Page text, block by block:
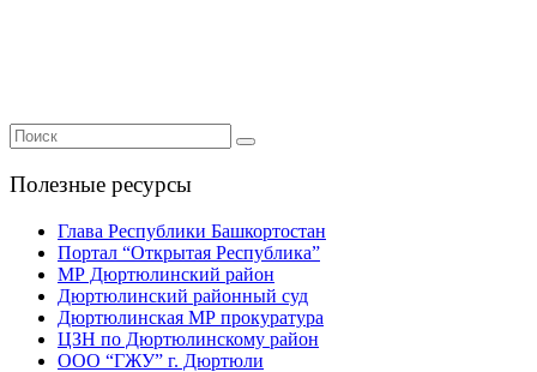
Полезные ресурсы
Глава Республики Башкортостан
Портал “Открытая Республика”
МР Дюртюлинский район
Дюртюлинский районный суд
Дюртюлинская МР прокуратура
ЦЗН по Дюртюлинскому район
ООО “ГЖУ” г. Дюртюли